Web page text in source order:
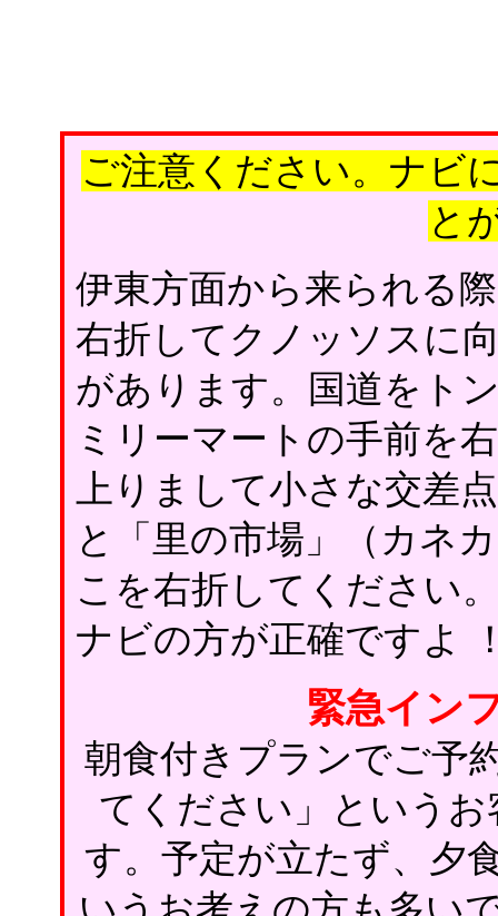
ご注意ください。ナビ
と
伊東方面から来られる
右折してクノッソスに
があります。国道をト
ミリーマートの手前を
上りまして小さな交差
と「里の市場」（カネ
こを右折してください
ナビの方が正確ですよ
緊急イン
朝食付きプランでご予
てください」という
す。予定が立たず、夕